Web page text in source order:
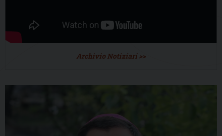
Archivio Notiziari >>